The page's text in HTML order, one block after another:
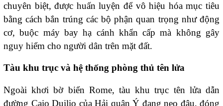
chuyên biệt, được huấn luyện để vô hiệu hóa mục tiêu
bằng cách bắn trúng các bộ phận quan trọng như động
cơ, buộc máy bay hạ cánh khẩn cấp mà không gây
nguy hiểm cho người dân trên mặt đất.
Tàu khu trục và hệ thống phòng thủ tên lửa
Ngoài khơi bờ biển Rome, tàu khu trục tên lửa dẫn
đường Caio Duilio của Hải quân Ý đang neo đậu, đóng